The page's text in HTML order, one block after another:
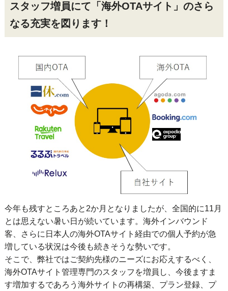
スタッフ増員にて「海外OTAサイト」のさら
なる充実を図ります！
今年も残すところあと2か月となりましたが、全国的に11月
とは思えない暑い日が続いています。海外インバウンド
客、さらに日本人の海外OTAサイト経由での個人予約が急
増している状況は今後も続きそうな勢いです。
そこで、弊社ではご契約先様のニーズにお応えするべく、
海外OTAサイト管理専門のスタッフを増員し、今後ますま
す増加するであろう海外サイトの再構築、プラン登録、プ